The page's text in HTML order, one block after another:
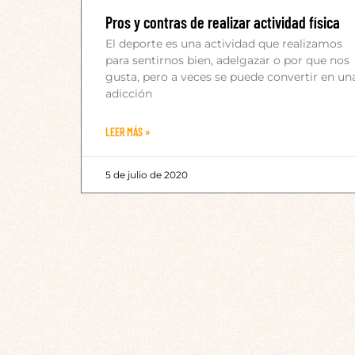
Pros y contras de realizar actividad física
El deporte es una actividad que realizamos
para sentirnos bien, adelgazar o por que nos
gusta, pero a veces se puede convertir en
adicción
LEER MÁS »
5 de julio de 2020